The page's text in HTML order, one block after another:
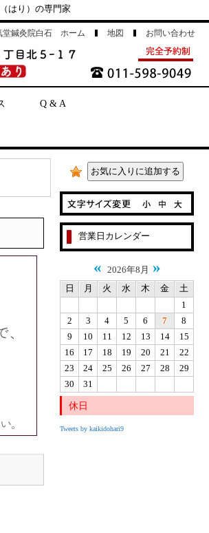
はり）の専門家
堂鍼灸院白石 ホーム 地図 お問い合わせ
Q & A
営業日カレンダー
« 2026年8月 »
日 月 火 水 木 金
土
1
2
3 4 5 6 7
8
9
10 11 12 13 14
15
16
17 18 19 20 21
22
23
24 25 26 27 28
29
30
31
休日
Tweets by kaikidohari9